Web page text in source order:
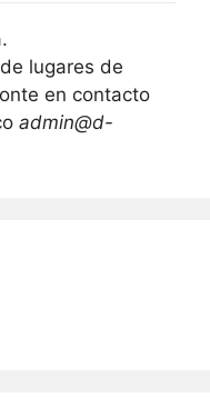
lugares de
en contacto
admin@d-